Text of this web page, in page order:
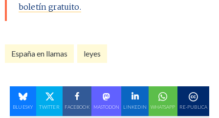
boletín gratuito.
España en llamas leyes
BLUESKY TWITTER FACEBOOK MASTODON LINKEDIN WHATSAPP RE-PUBLICA